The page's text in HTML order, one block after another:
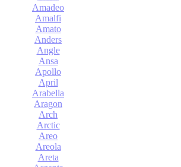
Amadeo
Amalfi
Amato
Anders
Angle
Ansa
Apollo
April
Arabella
Aragon
Arch
Arctic
Areo
Areola
Areta